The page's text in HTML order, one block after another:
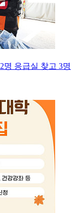
응급실 찾고 3명